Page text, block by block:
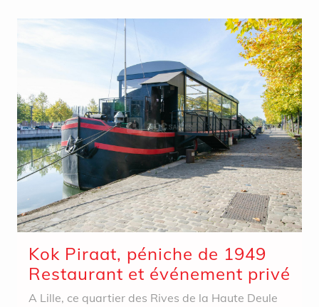
Kok Piraat, péniche de 1949
Restaurant et événement privé
A Lille, ce quartier des Rives de la Haute Deule